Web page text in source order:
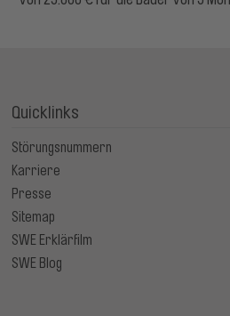
Quicklinks
Störungsnummern
Karriere
Presse
Sitemap
SWE Erklärfilm
SWE Blog